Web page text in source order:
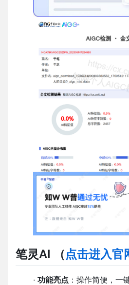
笔灵AI （点击进入官
· 功能亮点 ：操作简便，一